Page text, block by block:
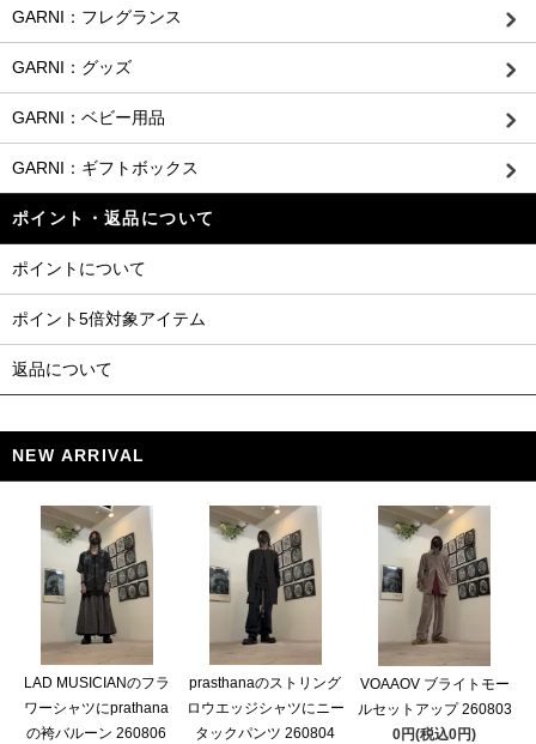
GARNI：フレグランス
GARNI：グッズ
GARNI：ベビー用品
GARNI：ギフトボックス
ポイント・返品について
ポイントについて
ポイント5倍対象アイテム
返品について
NEW ARRIVAL
LAD MUSICIANのフラ
ワーシャツにprathana
の袴バルーン 260806
prasthanaのストリング
ロウエッジシャツにニー
タックパンツ 260804
VOAAOV ブライトモー
ルセットアップ 260803
0円(税込0円)